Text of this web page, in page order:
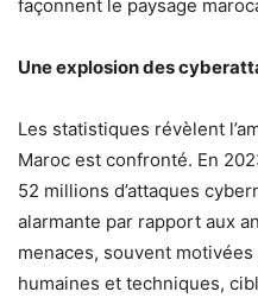
façonnent le paysage
Une explosion des
Les statistiques révèlent
Maroc est confronté. En
52 millions d’attaques
alarmante par rapport aux
menaces, souvent
humaines et techniques,